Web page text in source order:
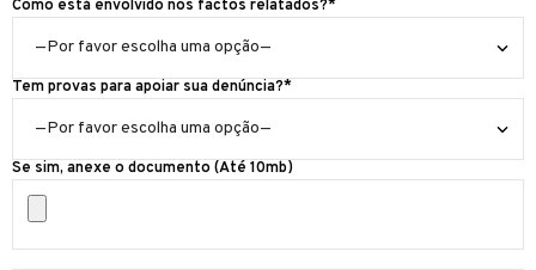
Como está envolvido nos factos relatados?*
Tem provas para apoiar sua denúncia?*
Se sim, anexe o documento (Até 10mb)